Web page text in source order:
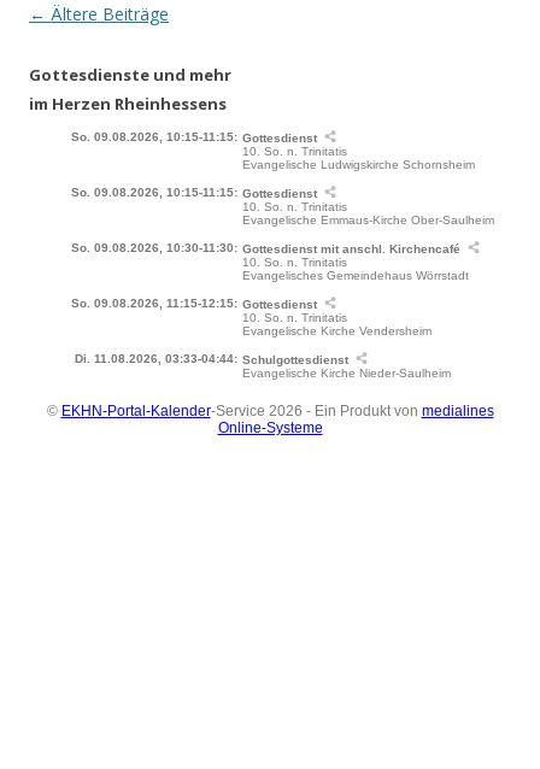
Beitrags-
← Ältere Beiträge
Gottesdienste und mehr
im Herzen Rheinhessens